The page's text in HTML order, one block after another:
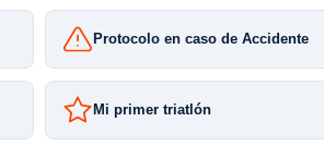
Protocolo en caso de Accidente
Mi primer triatlón